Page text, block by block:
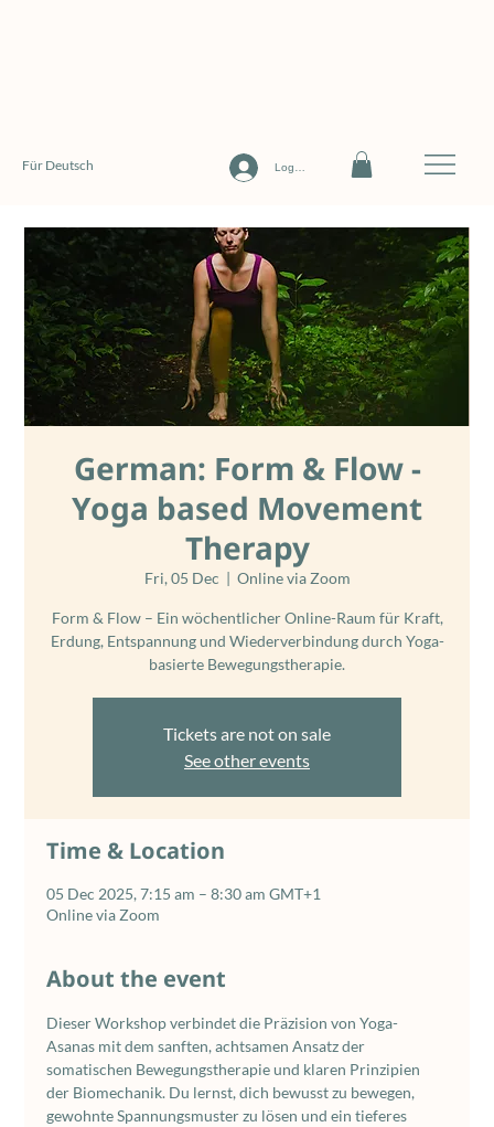
Log In
Für Deutsch
German: Form & Flow -
Yoga based Movement
Therapy
Fri, 05 Dec
  |
Online via Zoom
Form & Flow – Ein wöchentlicher Online-Raum für Kraft,
Erdung, Entspannung und Wiederverbindung durch Yoga-
basierte Bewegungstherapie.
Tickets are not on sale
See other events
Time & Location
05 Dec 2025, 7:15 am – 8:30 am GMT+1
Online via Zoom
About the event
Dieser Workshop verbindet die Präzision von Yoga-
Asanas mit dem sanften, achtsamen Ansatz der
somatischen Bewegungstherapie und klaren Prinzipien
der Biomechanik. Du lernst, dich bewusst zu bewegen,
gewohnte Spannungsmuster zu lösen und ein tieferes